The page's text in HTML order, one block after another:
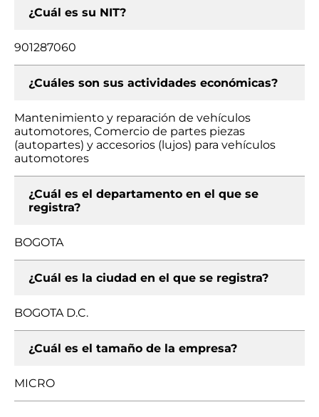
¿Cuál es su NIT?
901287060
¿Cuáles son sus actividades económicas?
Mantenimiento y reparación de vehículos
automotores, Comercio de partes piezas
(autopartes) y accesorios (lujos) para vehículos
automotores
¿Cuál es el departamento en el que se
registra?
BOGOTA
¿Cuál es la ciudad en el que se registra?
BOGOTA D.C.
¿Cuál es el tamaño de la empresa?
MICRO